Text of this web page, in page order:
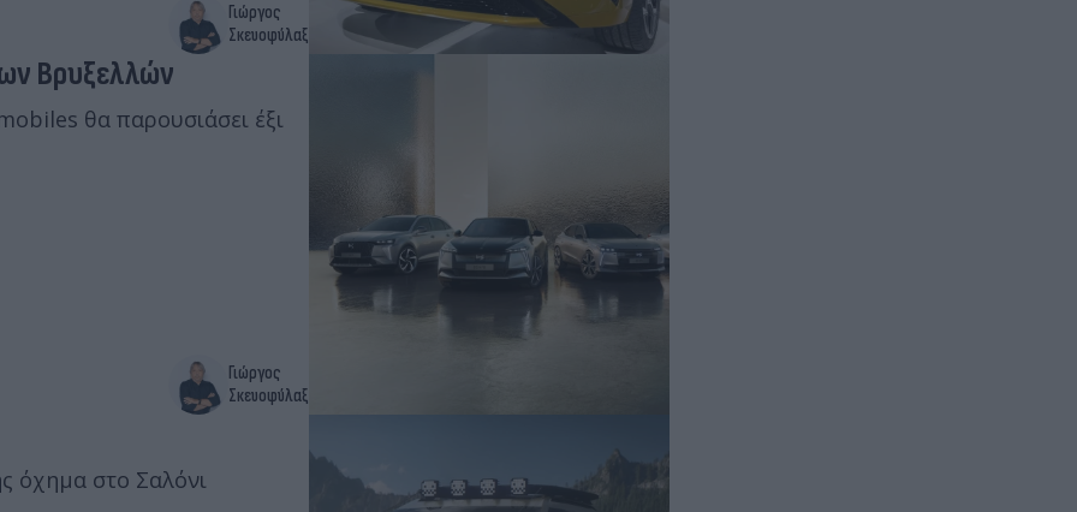
Γιώργος
Σκευοφύλαξ
Βρυξελλών
θα παρουσιάσει έξι
Γιώργος
Σκευοφύλαξ
όχημα στο Σαλόνι